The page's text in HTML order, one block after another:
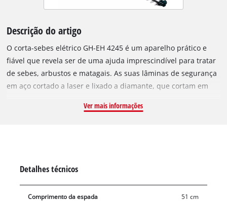
Descrição do artigo
O corta-sebes elétrico GH-EH 4245 é um aparelho prático e
fiável que revela ser de uma ajuda imprescindível para tratar
de sebes, arbustos e matagais. As suas lâminas de segurança
em aço cortado a laser e lixado a diamante, que cortam em
de corte muito bons. A engrenagem metálica robusta com
Ver mais informações
Detalhes técnicos
Comprimento da espada 51 cm